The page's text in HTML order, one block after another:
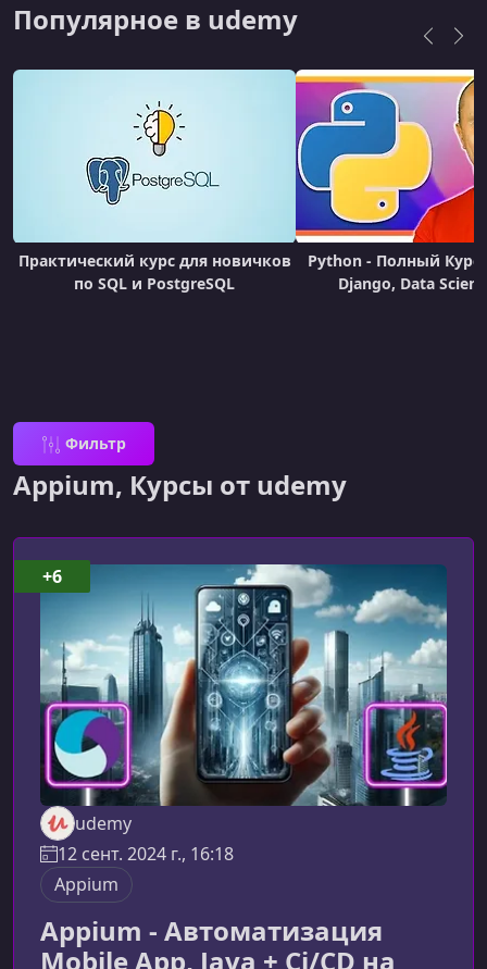
Популярное в udemy
Практический курс для новичков
по SQL и PostgreSQL
Python - Полный Курс
Django, Data
Фильтр
Appium, Курсы от udemy
udemy
12 сент. 2024 г., 16:18
Appium
Appium - Автоматизация
Mobile App, Java + Ci/CD на
+6